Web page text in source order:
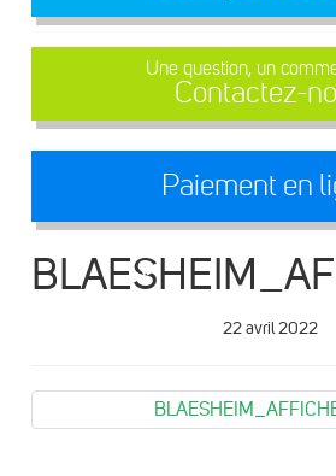
Une question, un
Contactez-
Paiement en
22 avril 2022